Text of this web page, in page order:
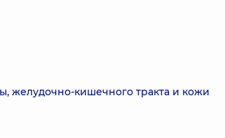
желудочно-кишечного тракта и кожи